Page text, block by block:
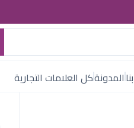
المدونةكل العلامات التجارية